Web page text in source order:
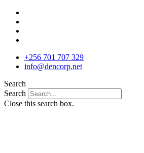
Skip
content
+256 701 707 329
info@dencorp.net
Search
Search
Close this search box.